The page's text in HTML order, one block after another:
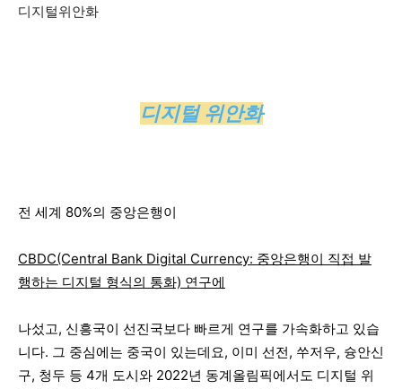
디지털위안화
디지털 위안화
전 세계 80%의 중앙은행이
CBDC(Central Bank Digital Currency: 중앙은행이 직접 발
행하는 디지털 형식의 통화) 연구에
나섰고, 신흥국이 선진국보다 빠르게 연구를 가속화하고 있습
니다. 그 중심에는 중국이 있는데요, 이미 선전, 쑤저우, 슝안신
구, 청두 등 4개 도시와 2022년 동계올림픽에서도 디지털 위